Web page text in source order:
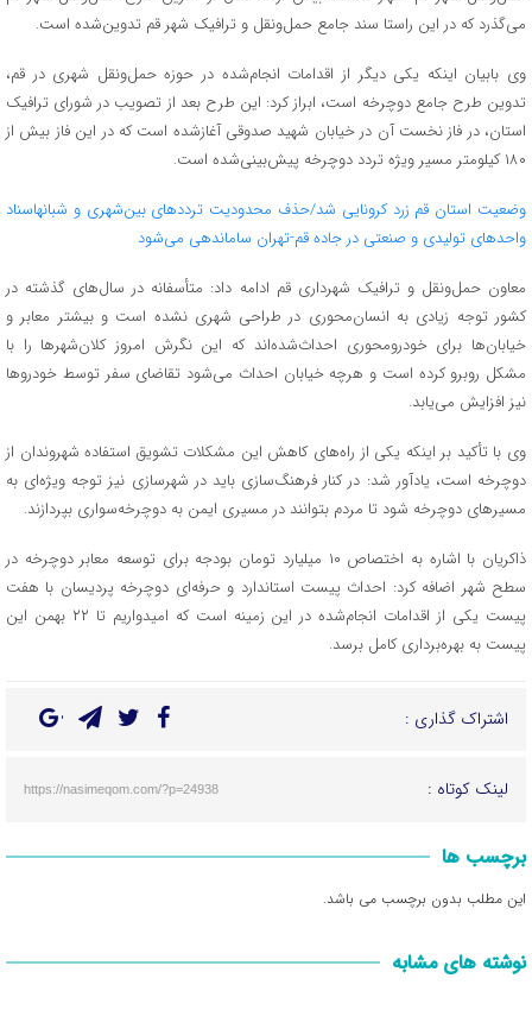
می‌گذرد که در این راستا سند جامع حمل‌ونقل و ترافیک شهر قم تدوین‌شده است.
وی بابیان اینکه یکی دیگر از اقدامات انجام‌شده در حوزه حمل‌ونقل شهری در قم،
تدوین طرح جامع دوچرخه است، ابراز کرد: این طرح بعد از تصویب در شورای ترافیک
استان، در فاز نخست آن در خیابان شهید صدوقی آغازشده است که در این فاز بیش از
۱۸۰ کیلومتر مسیر ویژه تردد دوچرخه پیش‌بینی‌شده است.
وضعیت استان قم زرد کرونایی شد/حذف محدودیت ترددهای بین‌شهری و شبانهاسناد
واحدهای تولیدی و صنعتی در جاده قم-تهران ساماندهی می‌شود
معاون حمل‌ونقل و ترافیک شهرداری قم ادامه داد: متأسفانه در سال‌های گذشته در
کشور توجه زیادی به انسان‌محوری در طراحی شهری نشده است و بیشتر معابر و
خیابان‌ها برای خودرومحوری احداث‌شده‌اند که این نگرش امروز کلان‌شهرها را با
مشکل روبرو کرده است و هرچه خیابان احداث می‌شود تقاضای سفر توسط خودروها
نیز افزایش می‌یابد.
وی با تأکید بر اینکه یکی از راه‌های کاهش این مشکلات تشویق استفاده شهروندان از
دوچرخه است، یادآور شد: در کنار فرهنگ‌سازی باید در شهرسازی نیز توجه ویژه‌ای به
مسیرهای دوچرخه شود تا مردم بتوانند در مسیری ایمن به دوچرخه‌سواری بپردازند.
ذاکریان با اشاره به اختصاص ۱۰ میلیارد تومان بودجه برای توسعه معابر دوچرخه در
سطح شهر اضافه کرد: احداث پیست استاندارد و حرفه‌ای دوچرخه پردیسان با هفت
پیست یکی از اقدامات انجام‌شده در این زمینه است که امیدواریم تا ۲۲ بهمن این
پیست به بهره‌برداری کامل برسد.
اشتراک گذاری :
لینک کوتاه : https://nasimeqom.com/?p=24938
برچسب ها
این مطلب بدون برچسب می باشد.
نوشته های مشابه